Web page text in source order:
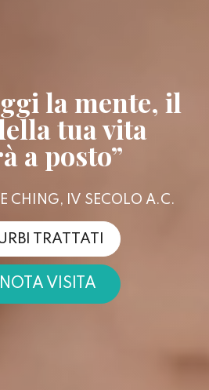
la mente, il
tua vita
a posto”
CHING, IV SECOLO A.C.
TRATTATI
VISITA